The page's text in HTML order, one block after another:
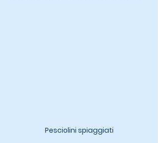
Pesciolini spiaggiati